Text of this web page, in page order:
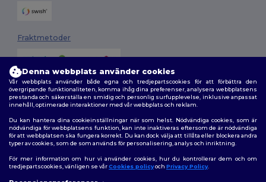
Fraktmetoder
2026. Alla rättigheter förbehållna
Följ oss
Denna webbplats använder cookies
Vår webbplats använder både egna och tredjepartscookies för att förbättra den
övergripande funktionaliteten, komma ihåg dina preferenser, analysera webbplatsens
prestanda och säkerställa en smidig och personlig surfupplevelse, inklusive anpassat
innehåll, optimerade interaktioner med vår webbplats och reklam.
Du kan hantera dina cookieinställningar när som helst. Nödvändiga cookies, som är
nödvändiga för webbplatsens funktion, kan inte inaktiveras eftersom de är nödvändiga
för att webbplatsen ska fungera korrekt. Du kan dock välja att tillåta eller blockera andra
typer av cookies, som de som används för personalisering, analys och inriktning.
För mer information om hur vi använder cookies, hur du kontrollerar dem och om
tredjepartscookies, vänligen se vårCookies policyoch Privacy Policy.